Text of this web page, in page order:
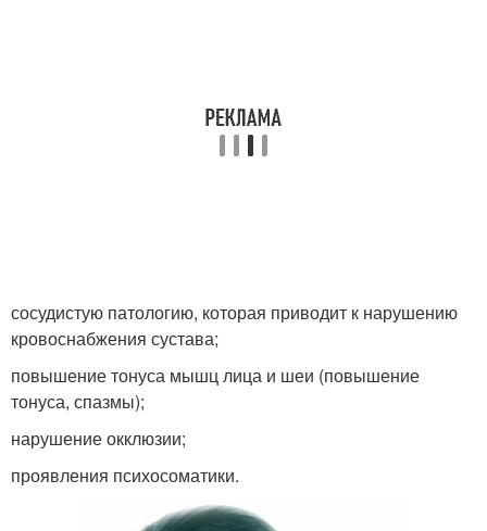
сосудистую патологию, которая приводит к нарушению
кровоснабжения сустава;
повышение тонуса мышц лица и шеи (повышение
тонуса, спазмы);
нарушение окклюзии;
проявления психосоматики.